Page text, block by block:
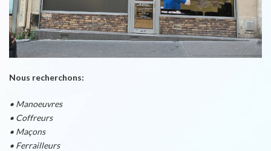
Nous recherchons:
• Manoeuvres
• Coffreurs
• Maçons
• Ferrailleurs